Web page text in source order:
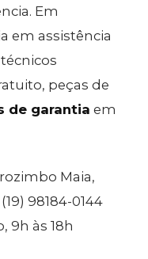
Em
em assistência
peças de
de garantia em
Maia,
(19) 98184-0144
9h às 18h